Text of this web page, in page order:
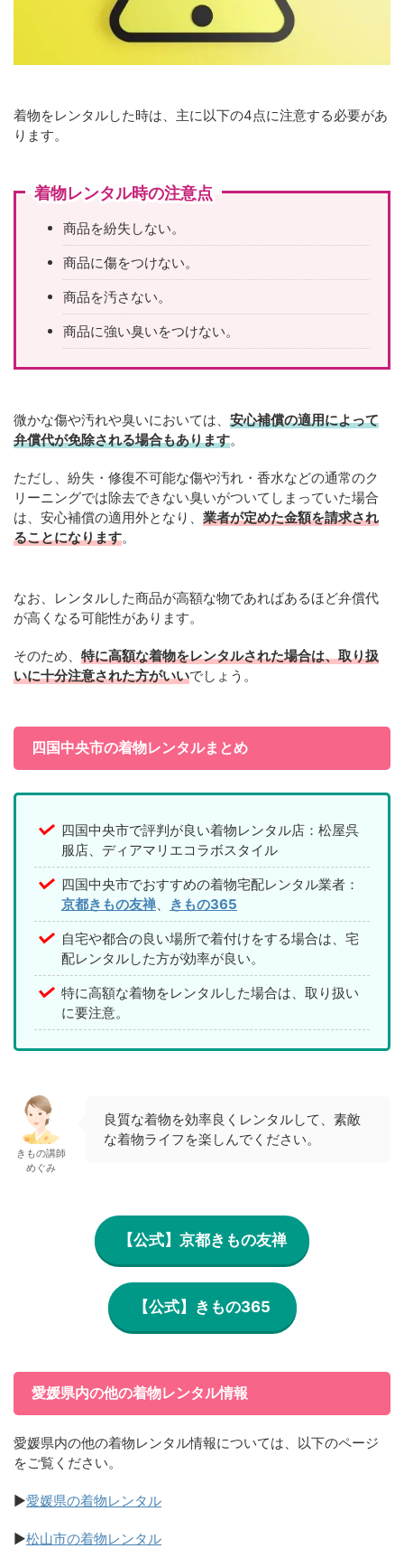
着物をレンタルした時は、主に以下の4点に注意する必要があ
ります。
着物レンタル時の注意点
商品を紛失しない。
商品に傷をつけない。
商品を汚さない。
商品に強い臭いをつけない。
微かな傷や汚れや臭いにおいては、 安心補償の適用によって
弁償代が免除される場合もあります。
ただし、紛失・修復不可能な傷や汚れ・香水などの通常のク
リーニングでは除去できない臭いがついてしまっていた場合
は、安心補償の適用外となり、 業者が定めた金額を請求され
ることになります。
なお、レンタルした商品が高額な物であればあるほど弁償代
が高くなる可能性があります。
そのため、 特に高額な着物をレンタルされた場合は、取り扱
いに十分注意された方がいいでしょう。
四国中央市の着物レンタルまとめ
四国中央市で評判が良い着物レンタル店：松屋呉
服店、ディアマリエコラボスタイル
四国中央市でおすすめの着物宅配レンタル業者：
京都きもの友禅
きもの365
自宅や都合の良い場所で着付けをする場合は、宅
配レンタルした方が効率が良い。
特に高額な着物をレンタルした場合は、取り扱い
に要注意。
きもの講師
めぐみ
良質な着物を効率良くレンタルして、素敵
な着物ライフを楽しんでください。
【公式】京都きもの友禅
【公式】きもの365
愛媛県内の他の着物レンタル情報
愛媛県内の他の着物レンタル情報については、以下のページ
をご覧ください。
▶愛媛県の着物レンタル
▶松山市の着物レンタル